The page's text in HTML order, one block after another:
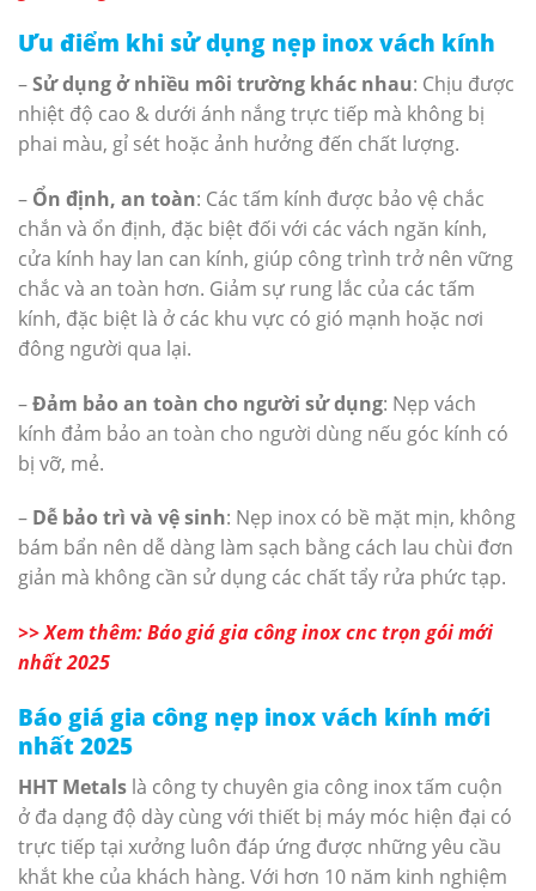
Ưu điểm khi sử dụng nẹp inox vách kính
–Sử dụng ở nhiều môi trường khác nhau: Chịu được
nhiệt độ cao & dưới ánh nắng trực tiếp mà không bị
phai màu, gỉ sét hoặc ảnh hưởng đến chất lượng.
– Ổn định, an toàn: Các tấm kính được bảo vệ chắc
chắn và ổn định, đặc biệt đối với các vách ngăn kính,
cửa kính hay lan can kính, giúp công trình trở nên vững
chắc và an toàn hơn. Giảm sự rung lắc của các tấm
kính, đặc biệt là ở các khu vực có gió mạnh hoặc nơi
đông người qua lại.
–Đảm bảo an toàn cho người sử dụng: Nẹp vách
kính đảm bảo an toàn cho người dùng nếu góc kính có
bị vỡ, mẻ.
– Dễ bảo trì và vệ sinh: Nẹp inox có bề mặt mịn, không
bám bẩn nên dễ dàng làm sạch bằng cách lau chùi đơn
giản mà không cần sử dụng các chất tẩy rửa phức tạp.
>> Xem thêm: Báo giá gia công inox cnc trọn gói mới
nhất 2025
Báo giá gia công nẹp inox vách kính mới
nhất 2025
HHT Metals là công ty chuyên gia công inox tấm cuộn
ở đa dạng độ dày cùng với thiết bị máy móc hiện đại có
trực tiếp tại xưởng luôn đáp ứng được những yêu cầu
khắt khe của khách hàng. Với hơn 10 năm kinh nghiệm